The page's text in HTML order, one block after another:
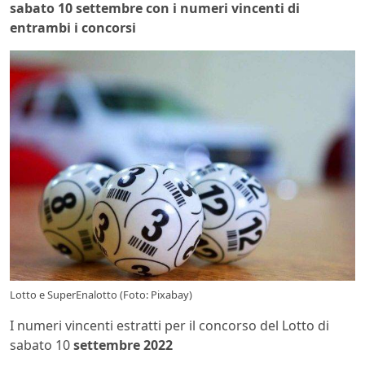
sabato 10 settembre con i numeri vincenti di
entrambi i concorsi
Lotto e SuperEnalotto (Foto: Pixabay)
I numeri vincenti estratti per il concorso del Lotto di
sabato 10settembre 2022